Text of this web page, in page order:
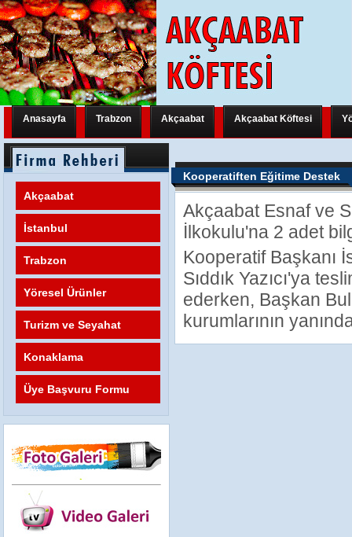
Anasayfa Trabzon Akçaabat Akçaabat Köftesi
Trabzon Yeni Bir Uluslararası Organizasyona Hazırlanıyor
Trabzon Yeni Bir Uluslararası Organizasyona Hazırlanıyor Trabzon
Trabzon Yeni Bir Uluslararası Organizasyona Hazırlanıyor FATİH
Akçaabat
İstanbul
Trabzon
Yöresel Ürünler
Turizm ve Seyahat
Konaklama
Üye Başvuru Formu
Kooperatiften Eğitime Destek
Akçaabat Esnaf ve
İlkokulu'na 2 adet
Kooperatif Başkanı
Sıddık Yazıcı'ya
ederken, Başkan
kurumlarının